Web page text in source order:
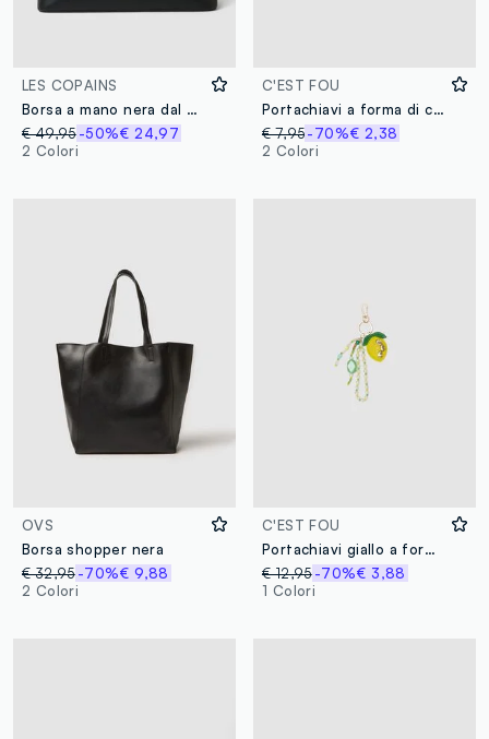
LES COPAINS
Borsa a mano nera dal design strutturato
€ 49,95-50%€ 24,97
2 Colori
C'EST FOU
Portachiavi a forma di cuore beige
€ 7,95-70%€ 2,38
2 Colori
OVS
Borsa shopper nera
€ 32,95-70%€ 9,88
2 Colori
C'EST FOU
Portachiavi giallo a forma di limone con perline
€ 12,95 -70%€ 3,88
1 Colori